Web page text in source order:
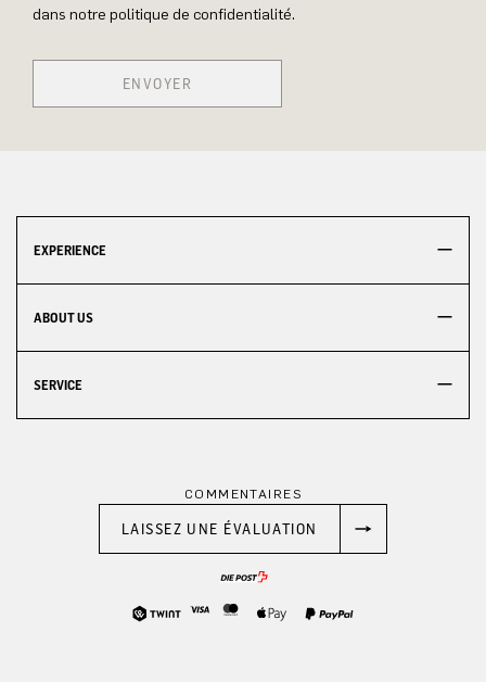
dans notre politique de confidentialité.
ENVOYER
EXPERIENCE
ABOUT US
SERVICE
COMMENTAIRES
LAISSEZ UNE ÉVALUATION